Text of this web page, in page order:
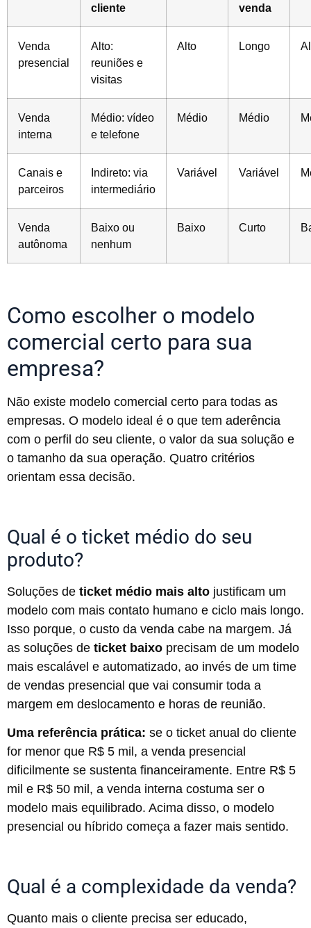
cliente
venda
Venda
presencial
Alto:
reuniões e
visitas
Alto Longo
Venda
interna
Médio: vídeo
e telefone
Médio Médio
Canais e
parceiros
Indireto: via
intermediário
Variável Variável
Venda
autônoma
Baixo ou
nenhum
Baixo Curto
Como escolher o modelo
comercial certo para sua
empresa?
Não existe modelo comercial certo para todas as
empresas. O modelo ideal é o que tem aderência
com o perfil do seu cliente, o valor da sua solução e
o tamanho da sua operação. Quatro critérios
orientam essa decisão.
Qual é o ticket médio do seu
produto?
Soluções de ticket médio mais alto justificam um
modelo com mais contato humano e ciclo mais longo.
Isso porque, o custo da venda cabe na margem. Já
as soluções de ticket baixo precisam de um modelo
mais escalável e automatizado, ao invés de um time
de vendas presencial que vai consumir toda a
margem em deslocamento e horas de reunião.
Uma referência prática: se o ticket anual do cliente
for menor que R$ 5 mil, a venda presencial
dificilmente se sustenta financeiramente. Entre R$ 5
mil e R$ 50 mil, a venda interna costuma ser o
modelo mais equilibrado. Acima disso, o modelo
presencial ou híbrido começa a fazer mais sentido.
Qual é a complexidade da venda?
Quanto mais o cliente precisa ser educado,